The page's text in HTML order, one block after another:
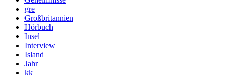
gre
Großbritannien
Hörbuch
Insel
Interview
Island
Jahr
kk